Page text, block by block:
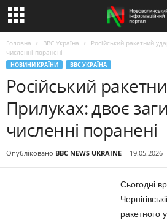
Головна BBC Україна
Російський ракетний
численні поранені
НОВИНИ КРАЇНИ BBC УКРАЇНА
Російський
Прилуках: двоє
численні поранені
Опубліковано BBC NEWS UKRAINE - 19.05.2026
Сьогодні
ракетного